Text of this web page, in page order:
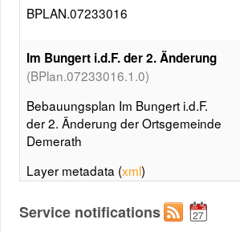
BPLAN.07233016
Im Bungert i.d.F. der 2. Änderung
(BPlan.07233016.1.0)
Bebauungsplan Im Bungert i.d.F.
der 2. Änderung der Ortsgemeinde
Demerath
Layer metadata (xml)
Im Bungert i.d.F. der 2. Änderung
3. Änderung (BPlan.07233016.1.1)
Service notifications